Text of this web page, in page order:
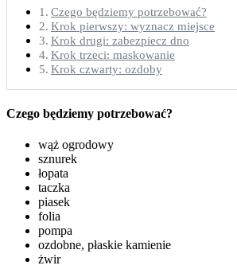
Czego będziemy potrzebować?
Krok pierwszy: wyznacz miejsce
Krok drugi: zabezpiecz dno
Krok trzeci: maskowanie
Krok czwarty: ozdoby
Czego będziemy potrzebować?
wąż ogrodowy
sznurek
łopata
taczka
piasek
folia
pompa
ozdobne, płaskie kamienie
żwir